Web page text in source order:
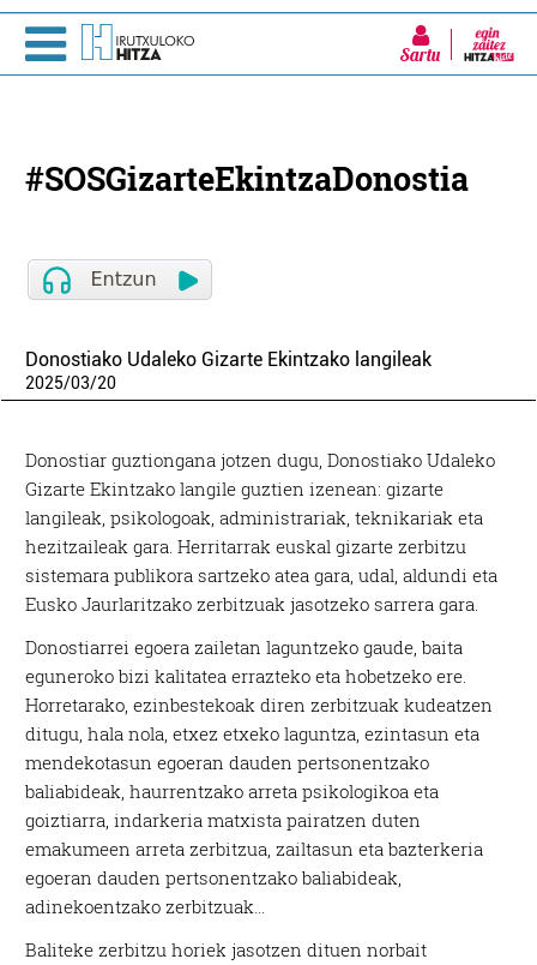
Sartu
#SOSGizarteEkintzaDonostia
Donostiako Udaleko Gizarte Ekintzako langileak
2025/03/20
Donostiar guztiongana jotzen dugu, Donostiako Udaleko
Gizarte Ekintzako langile guztien izenean: gizarte
langileak, psikologoak, administrariak, teknikariak eta
hezitzaileak gara. Herritarrak euskal gizarte zerbitzu
sistemara publikora sartzeko atea gara, udal, aldundi eta
Eusko Jaurlaritzako zerbitzuak jasotzeko sarrera gara.
Donostiarrei egoera zailetan laguntzeko gaude, baita
eguneroko bizi kalitatea errazteko eta hobetzeko ere.
Horretarako, ezinbestekoak diren zerbitzuak kudeatzen
ditugu, hala nola, etxez etxeko laguntza, ezintasun eta
mendekotasun egoeran dauden pertsonentzako
baliabideak, haurrentzako arreta psikologikoa eta
goiztiarra, indarkeria matxista pairatzen duten
emakumeen arreta zerbitzua, zailtasun eta bazterkeria
egoeran dauden pertsonentzako baliabideak,
adinekoentzako zerbitzuak…
Baliteke zerbitzu horiek jasotzen dituen norbait